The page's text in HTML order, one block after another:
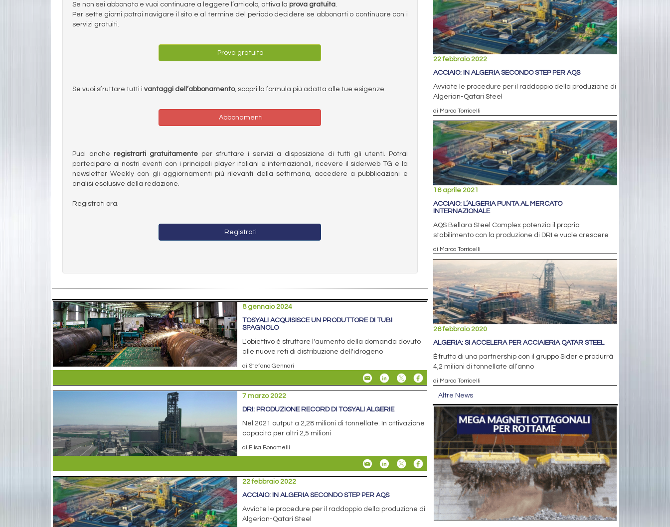
Se non sei abbonato e vuoi continuare a leggere l’articolo, attiva la prova gratuita.
Per sette giorni potrai navigare il sito e al termine del periodo decidere se abbonarti o continuare con i
servizi gratuiti.
Prova gratuita
Se vuoi sfruttare tutti i vantaggi dell’abbonamento, scopri la formula più adatta alle tue esigenze.
Abbonamenti
Puoi anche registrarti gratuitamenteper sfruttare i servizi a disposizione di tutti gli utenti. Potrai
partecipare ai nostri eventi con i principali player italiani e internazionali, ricevere il siderweb TG e la
newsletter Weekly con gli aggiornamenti più rilevanti della settimana, accedere a pubblicazioni e
analisi esclusive della redazione.
Registrati ora.
Registrati
8 gennaio 2024
TOSYALI ACQUISISCE UN PRODUTTORE DI TUBI
SPAGNOLO
L'obiettivo è sfruttare l'aumento della domanda dovuto
alle nuove reti di distribuzione dell'idrogeno
di Stefano Gennari
7 marzo 2022
DRI: PRODUZIONE RECORD DI TOSYALI ALGERIE
Nel 2021 output a 2,28 milioni di tonnellate. In attivazione
capacità per altri 2,5 milioni
di Elisa Bonomelli
22 febbraio 2022
ACCIAIO: IN ALGERIA SECONDO STEP PER AQS
Avviate le procedure per il raddoppio della produzione di
Algerian-Qatari Steel
22 febbraio 2022
ACCIAIO: IN ALGERIA SECONDO STEP PER AQS
Avviate le procedure per il raddoppio della produzione di
Algerian-Qatari Steel
di Marco Torricelli
16 aprile 2021
ACCIAIO: L’ALGERIA PUNTA AL MERCATO
INTERNAZIONALE
AQS Bellara Steel Complex potenzia il proprio
stabilimento con la produzione di DRI e vuole crescere
di Marco Torricelli
26 febbraio 2020
ALGERIA: SI ACCELERA PER ACCIAIERIA QATAR STEEL
È frutto di una partnership con il gruppo Sider e produrrà
4,2 milioni di tonnellate all’anno
di Marco Torricelli
Altre News